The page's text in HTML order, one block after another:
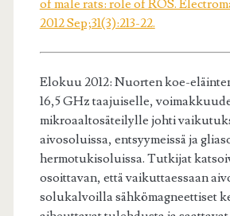
of male rats: role of ROS.
2012 Sep;31(3):213-22.
Elokuu 2012: Nuorten koe-
16,5 GHz taajuiselle,
mikroaaltosäteilylle johti
aivosoluissa, entsyymeissä ja
hermotukisoluissa. Tutkijat
osoittavan, että vaikuttaessaan
solukalvoilla sähkömagneettiset